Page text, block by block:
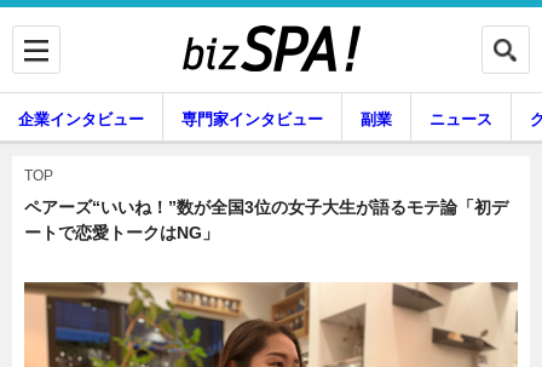
企業インタビュー 専門家インタビュー
企業インタビュー 専門家インタビュー 副業 ニュース
暮らし
TOP
ペアーズ“いいね！”数が全国3位の女子大生が語るモテ論「初デ
ートで恋愛トークはNG」